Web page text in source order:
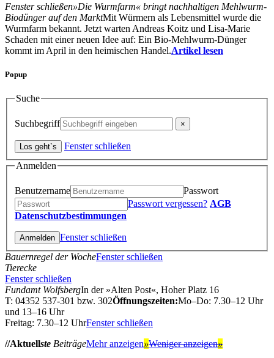
Fenster schließen»Die Wurmfarm« bringt nachhaltigen Mehlwurm-
Biodünger auf den MarktMit Würmern als Lebensmittel wurde die
Wurmfarm bekannt. Jetzt warten Andreas Koitz und Lisa-Marie
Schaden mit einer neuen Idee auf: Ein Bio-Mehlwurm-Dünger
kommt im April in den heimischen Handel.Artikel lesen
Popup
Suche
Suchbegriff
Fenster schließen
Anmelden
Benutzername
Passwort
Passwort vergessen? AGB
Datenschutzbestimmungen
Fenster schließen
Bauernregel der WocheFenster schließen
Tierecke
Fenster schließen
Fundamt WolfsbergIn der »Alten Post«, Hoher Platz 16
T: 04352 537-301 bzw. 302Öffnungszeiten:Mo–Do: 7.30–12 Uhr
und 13–16 Uhr
Freitag: 7.30–12 UhrFenster schließen
//Aktuellste BeiträgeMehr anzeigen»Weniger anzeigen»